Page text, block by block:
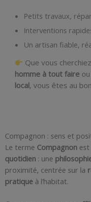
Petits travaux,
Interventions
Un artisan fiable,
Que vous
homme à tout faire
local, vous êtes au
Compagnon : sens et
Le terme Compagnon est
quotidien : une
proximité, centrée sur la
pratique à l’habitat.